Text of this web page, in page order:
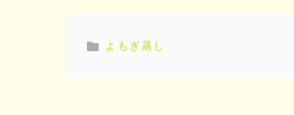
よもぎ蒸し